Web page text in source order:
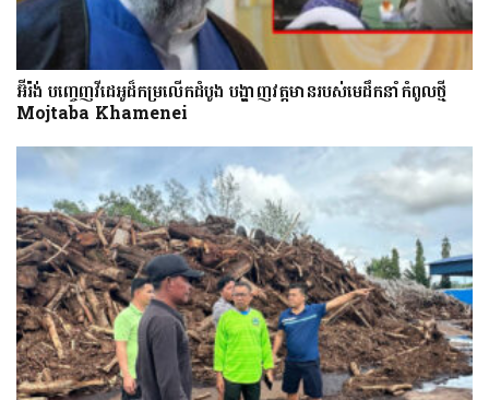
អ៊ីរ៉ង់ បញ្ចេញវីដេអូដ៏កម្រលើក​ដំបូង បង្ហាញ​វត្តមាន​​​របស់​​មេដឹកនាំកំពូលថ្មី
Mojtaba Khamenei